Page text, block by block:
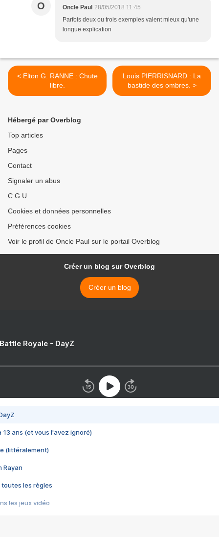
O Oncle Paul 28/05/2018 11:45
Parfois deux ou trois exemples valent mieux qu'une
longue explication
< Elton G. RANNE : Chute
libre.
Louis PIERRISNARD : La
bastide des ombres. >
Hébergé par Overblog
Top articles
Pages
Contact
Signaler un abus
C.G.U.
Cookies et données personnelles
Préférences cookies
Voir le profil de Oncle Paul sur le portail Overblog
Créer un blog sur Overblog
Créer un blog
Royale - DayZ
13 ans (et vous l'avez ignoré)
(littéralement)
Rayan
toutes les règles
les jeux vidéo